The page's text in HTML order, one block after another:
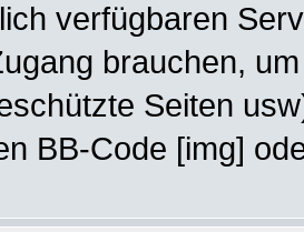
verfügbaren
brauchen,
Seiten
BB-Code [img]